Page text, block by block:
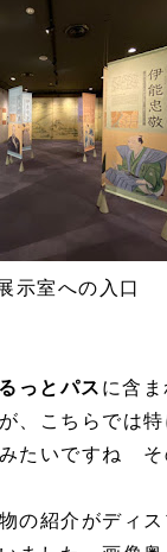
示室への入口
っとパス に含
、こちらでは
たいですね そ
の紹介がディ